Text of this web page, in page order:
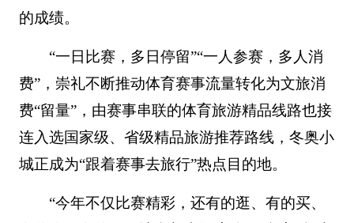
的成绩。
“一日比赛，多日停留”“一人参赛，多人消
费”，崇礼不断推动体育赛事流量转化为文旅消
费“留量”，由赛事串联的体育旅游精品线路也接
连入选国家级、省级精品旅游推荐路线，冬奥小
城正成为“跟着赛事去旅行”热点目的地。
“今年不仅比赛精彩，还有的逛、有的买、